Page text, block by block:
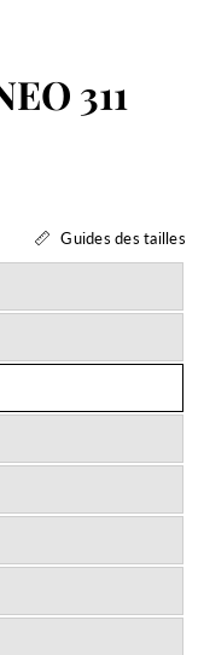
311
Guides des tailles